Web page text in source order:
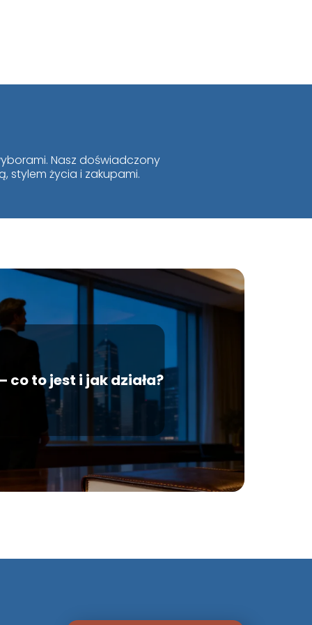
Nasz doświadczony
stylem życia i zakupami.
co to jest i jak działa?